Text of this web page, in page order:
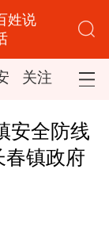
姓说
关注 司法
安全防线
春镇政府